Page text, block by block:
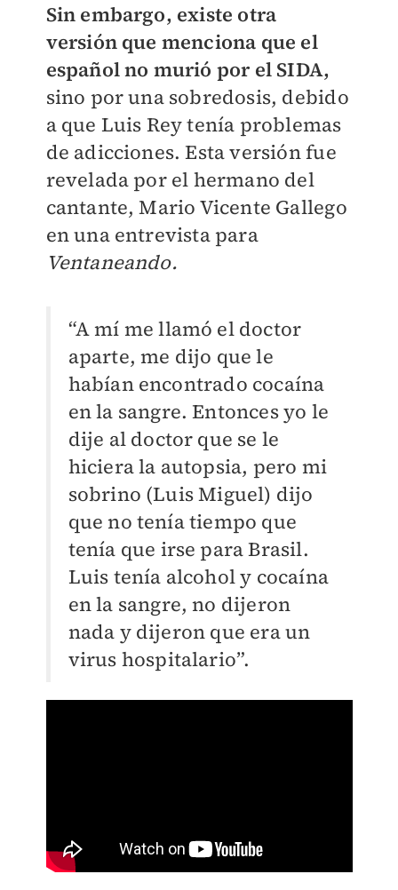
Sin embargo, existe otra
versión que menciona que el
español no murió por el SIDA,
sino por una sobredosis, debido
a que Luis Rey tenía problemas
de adicciones. Esta versión fue
revelada por el hermano del
cantante, Mario Vicente Gallego
en una entrevista para
Ventaneando.
“A mí me llamó el doctor
aparte, me dijo que le
habían encontrado cocaína
en la sangre. Entonces yo le
dije al doctor que se le
hiciera la autopsia, pero mi
sobrino (Luis Miguel) dijo
que no tenía tiempo que
tenía que irse para Brasil.
Luis tenía alcohol y cocaína
en la sangre, no dijeron
nada y dijeron que era un
virus hospitalario”.